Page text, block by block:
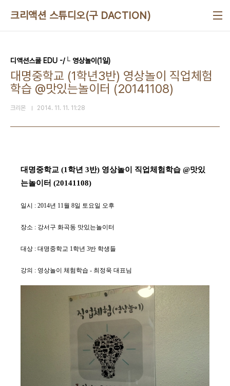
크리액션 스튜디오(구 DACTION)
디액션스쿨 EDU -/└ 영상놀이(1일)
대명중학교 (1학년3반) 영상놀이 직업체험
학습 @맛있는놀이터 (20141108)
크리몬 2014. 11. 11. 11:28
대명중학교 (1학년 3반) 영상놀이 직업체험학습 @맛있
는놀이터 (20141108)
일시 : 2014년 11월 8일 토요일 오후
장소 : 강서구 화곡동 맛있는놀이터
대상 : 대명중학교 1학년 3반 학생들
강의 : 영상놀이 체험학습 - 최정욱 대표님